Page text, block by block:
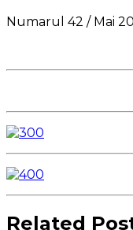
Numarul 42 / Mai
Related